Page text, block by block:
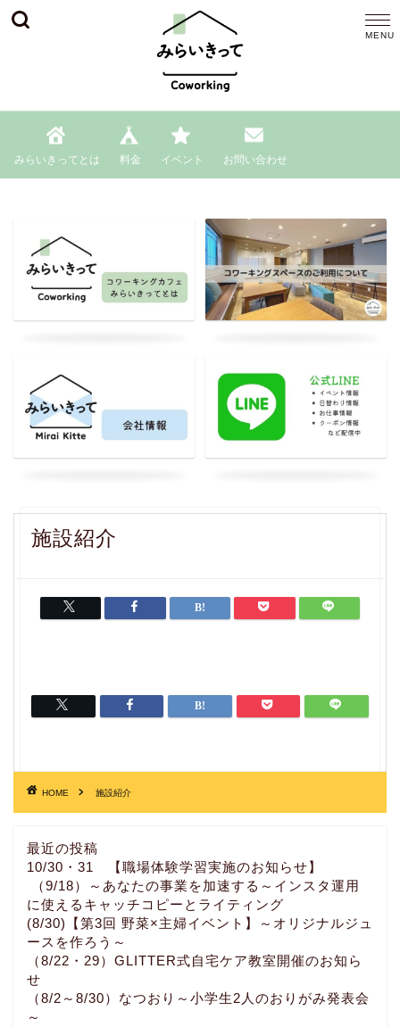
みらいきってとは 料金 イベント お問い合わせ
施設紹介
HOME 施設紹介
最近の投稿
10/30・31 【職場体験学習実施のお知らせ】
（9/18）～あなたの事業を加速する～インスタ運用
に使えるキャッチコピーとライティング
(8/30)【第3回 野菜×主婦イベント】～オリジナルジュ
ースを作ろう～
（8/22・29）GLITTER式自宅ケア教室開催のお知ら
せ
（8/2～8/30）なつおり～小学生2人のおりがみ発表会
～